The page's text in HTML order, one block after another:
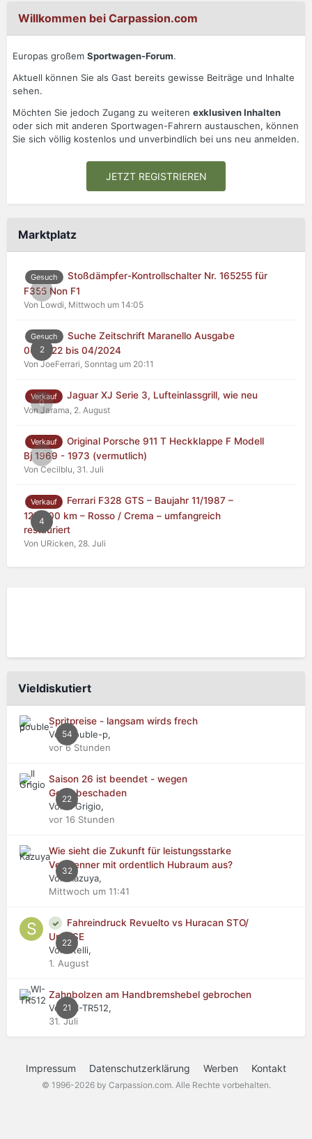
Willkommen bei Carpassion.com
Europas großem Sportwagen-Forum.
Aktuell können Sie als Gast bereits gewisse Beiträge und Inhalte
sehen.
Möchten Sie jedoch Zugang zu weiteren exklusiven Inhalten
oder sich mit anderen Sportwagen-Fahrern austauschen, können
Sie sich völlig kostenlos und unverbindlich bei uns neu anmelden.
JETZT REGISTRIEREN
Marktplatz
0
Gesuch
Stoßdämpfer-Kontrollschalter Nr. 165255 für
F355 Non F1
Von Lowdi, Mittwoch um 14:05
2
Gesuch
Suche Zeitschrift Maranello Ausgabe
04/2022 bis 04/2024
Von JoeFerrari, Sonntag um 20:11
0
Verkauf Jaguar XJ Serie 3, Lufteinlassgrill, wie neu
Von Jarama, 2. August
0
Verkauf
Original Porsche 911 T Heckklappe F Modell
Bj 1969 - 1973 (vermutlich)
Von Cecilblu, 31. Juli
4
Verkauf
Ferrari F328 GTS – Baujahr 11/1987 –
125.000 km – Rosso / Crema – umfangreich
restauriert
Von URicken, 28. Juli
Vieldiskutiert
54
Spritpreise - langsam wirds frech
Von double-p,
vor 6 Stunden
22
Saison 26 ist beendet - wegen
Getriebeschaden
Von Il Grigio,
vor 16 Stunden
32
Wie sieht die Zukunft für leistungsstarke
Verbrenner mit ordentlich Hubraum aus?
Von Kazuya,
Mittwoch um 11:41
22
Fahreindruck Revuelto vs Huracan STO/
Urus SE
Von stelli,
1. August
21
Zahnbolzen am Handbremshebel gebrochen
Von WI-TR512,
31. Juli
Impressum Datenschutzerklärung Werben Kontakt
© 1996-2026 by Carpassion.com. Alle Rechte vorbehalten.